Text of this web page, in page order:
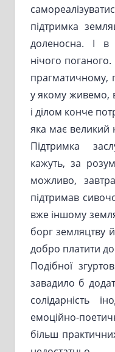
підтримка
доленосна. І в
нічого
прагматичному,
у якому живемо,
і ділом конче
яка має великий
Підтримка
кажуть, за
можливо,
підтримав
вже іншому
борг земляцтву
добро платити
Подібної
завадило б
солідарність
емоційно-
більш